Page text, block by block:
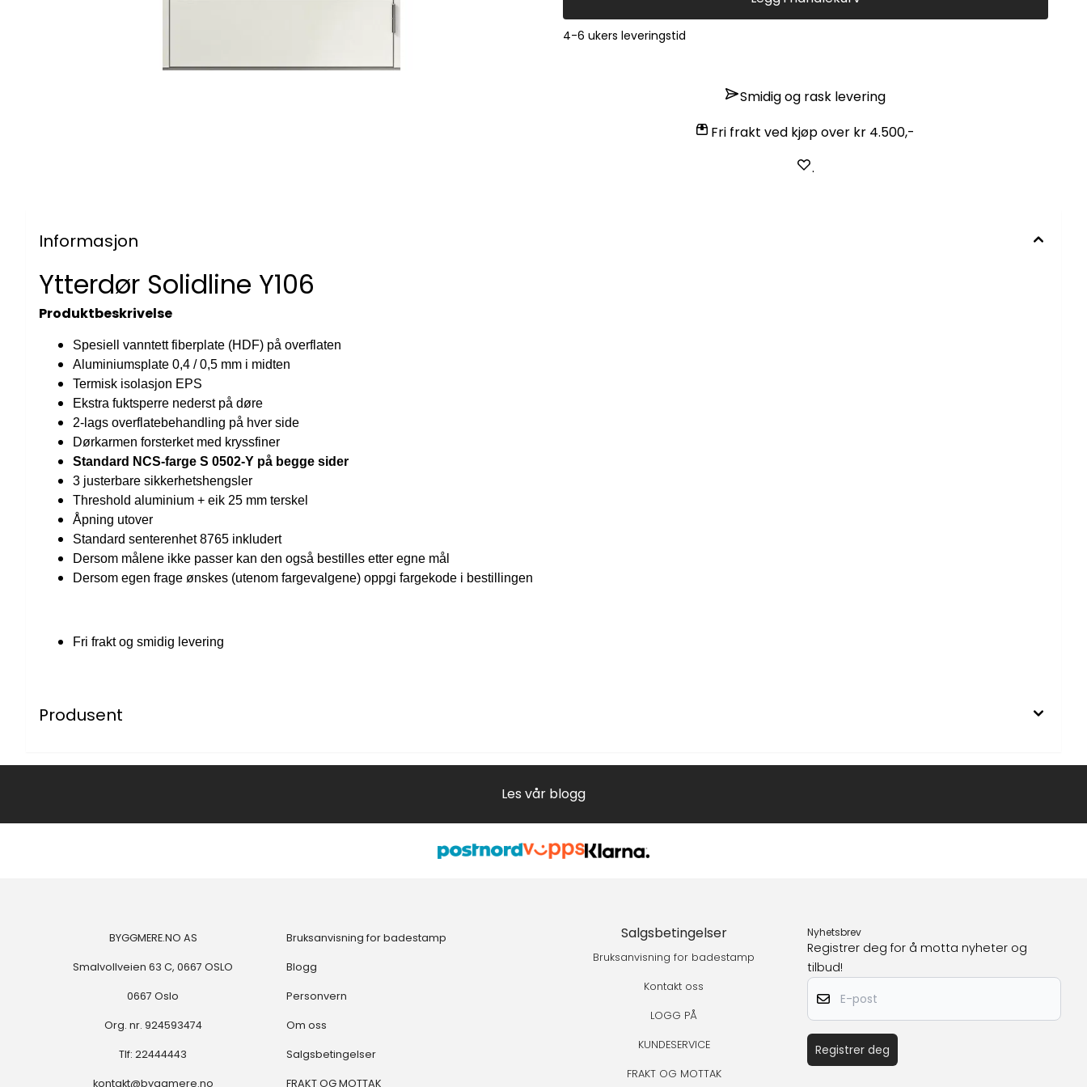
4-6 ukers leveringstid
Smidig og rask levering
Fri frakt ved kjøp over kr 4.500,-
.
Informasjon
Ytterdør Solidline Y106
Produktbeskrivelse
Spesiell vanntett fiberplate (HDF) på overflaten
Aluminiumsplate 0,4 / 0,5 mm i midten
Termisk isolasjon EPS
Ekstra fuktsperre nederst på døre
2-lags overflatebehandling på hver side
Dørkarmen forsterket med kryssfiner
Standard NCS-farge S 0502-Y på begge sider
3 justerbare sikkerhetshengsler
Threshold aluminium + eik 25 mm terskel
Åpning utover
Standard senterenhet 8765 inkludert
Dersom målene ikke passer kan den også bestilles etter egne mål
Dersom egen frage ønskes (utenom fargevalgene) oppgi fargekode i bestillingen
Fri frakt og smidig levering
Produsent
Les vår blogg
BYGGMERE.NO AS
Smalvollveien 63 C, 0667 OSLO
0667 Oslo
Org. nr. 924593474
Tlf: 22444443
kontakt@byggmere.no
Bruksanvisning for badestamp
Blogg
Personvern
Om oss
Salgsbetingelser
FRAKT OG MOTTAK
Salgsbetingelser
Bruksanvisning for badestamp
Kontakt oss
LOGG PÅ
KUNDESERVICE
FRAKT OG MOTTAK
Nyhetsbrev
Registrer deg for å motta nyheter og
tilbud!
E-post
Registrer deg